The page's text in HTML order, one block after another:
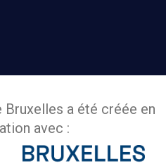
a été créée en
avec :